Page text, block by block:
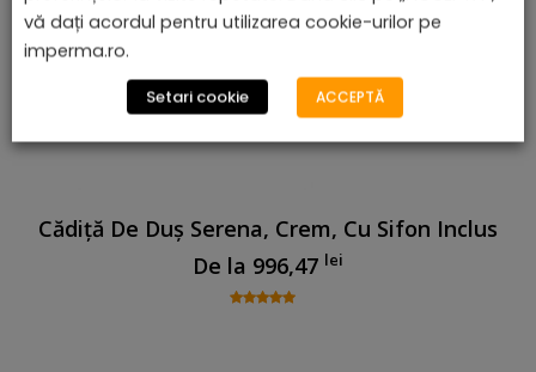
Cădiță De Duș Serena, Crem, Cu Sifon Inclus
De la 996,47 lei
vă dați acordul pentru utilizarea cookie-urilor pe
imperma.ro.
Setari cookie ACCEPTĂ